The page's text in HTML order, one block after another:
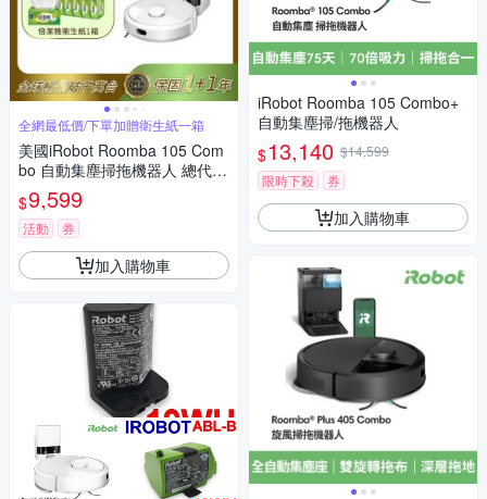
全網最低價/下單加贈衛生紙一箱
美國iRobot Roomba 105 Com
bo 自動集塵掃拖機器人 總代理
保固1+1年
$9,599
活動 券
加入購物車
iRobot Roomba 105 Combo+
自動集塵掃/拖機器人
$13,140 $14,599
限時下殺
券
加入購物車